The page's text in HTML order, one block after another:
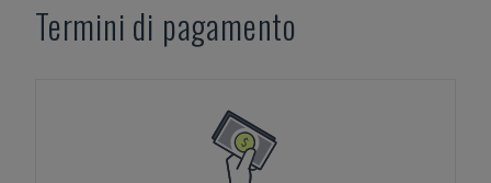
Termini di pagamento